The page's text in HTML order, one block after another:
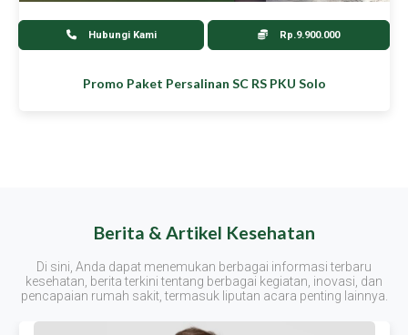
Hubungi Kami Rp.9.900.000
Promo Paket Persalinan SC RS PKU Solo
Berita & Artikel Kesehatan
Di sini, Anda dapat menemukan berbagai informasi terbaru
kesehatan, berita terkini tentang berbagai kegiatan, inovasi, dan
pencapaian rumah sakit, termasuk liputan acara penting lainnya.